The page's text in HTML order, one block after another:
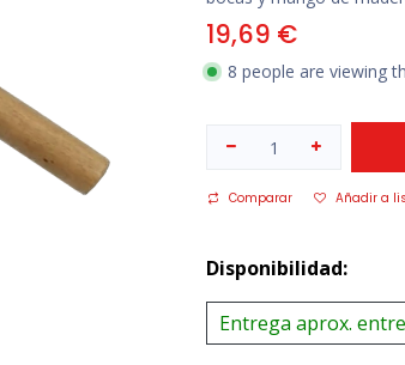
19,69 €
8 people are viewing
Comparar Añadir a
Disponibilidad:
Entrega aprox.